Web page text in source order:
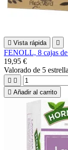
 Vista rápida 
FENOLL, 8 cajas
19,95 €
Valorado de 5
 
 Añadir al carrito